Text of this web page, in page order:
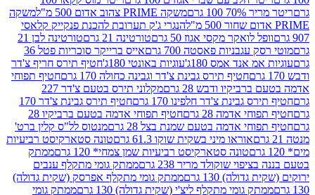
100 גרם
משקה PRIME צהוב אדום 500 מ"ל
משקה
הנגרי ג'ק תערובת להכנת פנקייק קלאסי
לואקר מקסי אגוז 50 גרם
טורטינה 21 גרם
טורטינה לבן 21
עגבניות פאסטה 700 גרם
אייס ברייקר סוכריות פטל 36
אנד אמס 180ג'
עוגיות באונטי 180ג'
חטיף תירס חריף צ'דר
חטיף תירס גבינת צ'דר וגבינה כחולה 170 גרם
חטיף תפוחי
ודבש 28 גרם
מקלוני תירס בטעם צ'דר 227
גבינת צ'דר חלפינו 170 גרם
חטיף תירס גבינת צ'דר 170
אדמה 28 גרם
חטיף תפוחי אדמה בטעם ברביקיו 28
אדמה בטעם שמנת בצל 28 גרם
מנטוס לל"ס קלין ברט'
אוראו מיני בשקית שוקו 61.3 גרם
טונה סטארקיסט רביעיות
טונה סטארקיסט רביעיות שמן צמחי* 120 גרם
ממתק
שוקולד מריר 238 גרם
ממתק גומי מתקלף ענבים
130 גרם
ממתק גומי מתקלף אפרסק (שקית גדולה)
גומי מתקלף ליצ'י (שקית גדולה) 130 גרם
ממתק גומי